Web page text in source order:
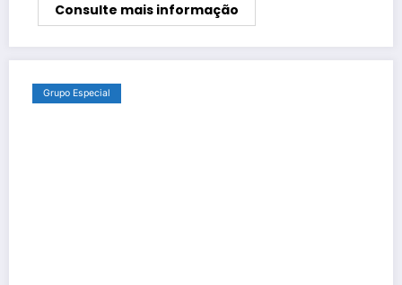
Consulte mais informação
Grupo Especial